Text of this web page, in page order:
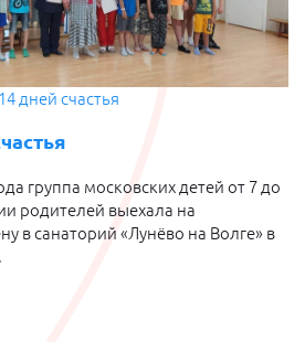
14 дней счастья
группа московских детей от 7 до
родителей выехала на
в санаторий «Лунёво на Волге» в